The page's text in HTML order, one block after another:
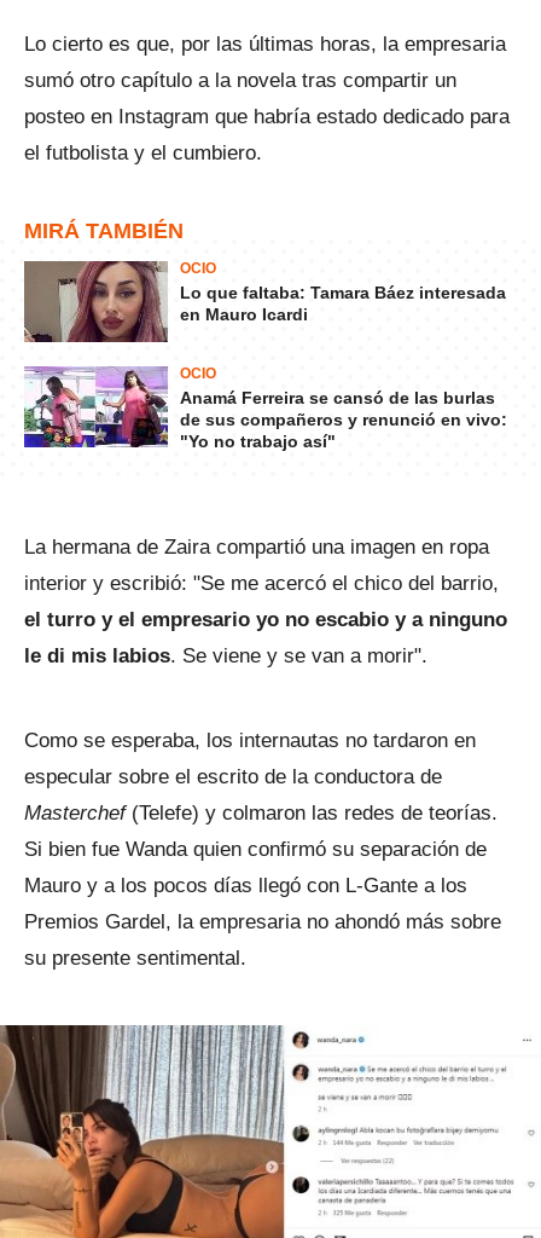
Lo cierto es que, por las últimas horas, la empresaria
sumó otro capítulo a la novela tras compartir un
posteo en Instagram que habría estado dedicado para
el futbolista y el cumbiero.
MIRÁ TAMBIÉN
OCIO
Lo que faltaba: Tamara Báez interesada
en Mauro Icardi
OCIO
Anamá Ferreira se cansó de las burlas
de sus compañeros y renunció en vivo:
"Yo no trabajo así"
La hermana de Zaira compartió una imagen en ropa
interior y escribió: "Se me acercó el chico del barrio,
el turro y el empresario yo no escabio y a ninguno
le di mis labios. Se viene y se van a morir".
Como se esperaba, los internautas no tardaron en
especular sobre el escrito de la conductora de
Masterchef (Telefe) y colmaron las redes de teorías.
Si bien fue Wanda quien confirmó su separación de
Mauro y a los pocos días llegó con L-Gante a los
Premios Gardel, la empresaria no ahondó más sobre
su presente sentimental.